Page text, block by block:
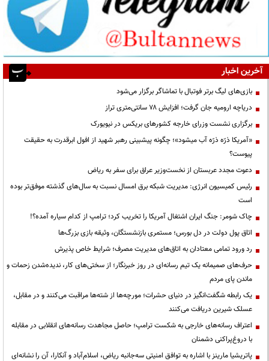
آخرین اخبار
بازی‌های لیگ برتر فوتبال با تماشاگر برگزار می‌شود
دریاچه ارومیه جان گرفت؛ افزایش ۷۸ سانتی‌متری تراز
برگزاری نشست وزرای خارجه کشورهای بریکس در نیویورک
«آمریکا ذرّه ذرّه آب میشود»؛ چگونه پیشبینی رهبر شهید از افول ابرقدرت به حقیقت
پیوست؟
دعوت مجدد عربستان از نخست‌وزیر عراق برای سفر به ریاض
رئیس کمیسیون انرژی: مدیریت شبکه برق امسال نسبت به سال‌های گذشته موفق‌تر بوده
است
چاک شومر: جنگ ایران اشتغال آمریکا را تخریب کرد؛ ترامپ از کدام سیاره آمده؟!
اتاق پول دولت در دل بورس؛ مستمری بازنشستگان، وثیقه بازی بزرگ‌ها
رد ورود تمامی معتادان به اتاق‌های مدیریت مصرف؛ شرایط خاص پذیرش
حرف‌های صمیمانه یک تیم رسانه‌ای در روز خبرنگار؛ از سختی‌های کار، ندیده‌شدن زحمات و
ماندن پای مردم
یک رابطه شگفت‌انگیز در دنیای حشرات؛ مورچه‌ها از شته‌ها مراقبت می‌کنند و در مقابل،
عسلک شیرین دریافت می‌کنند
اعتراف رسانه‌های خارجی به شکست ترامپ؛ حاصل مجاهدت رسانه‌های انقلابی در مقابله
با دروغ‌پراکنی دشمنان
پاتریشیا مارینز با اشاره به توافق امنیتی سه‌جانبه ریاض، اسلام‌آباد و آنکارا، آن را نشانه‌ای